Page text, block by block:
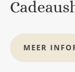
MEER